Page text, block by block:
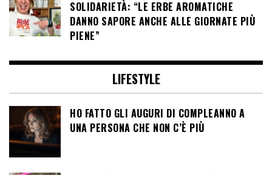
SOLIDARIETÀ: “LE ERBE AROMATICHE
DANNO SAPORE ANCHE ALLE GIORNATE PIÙ
PIENE”
LIFESTYLE
HO FATTO GLI AUGURI DI COMPLEANNO A
UNA PERSONA CHE NON C’È PIÙ